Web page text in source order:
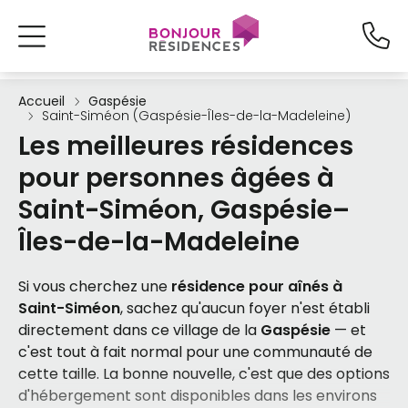
Accueil
Gaspésie
Saint-Siméon (Gaspésie-Îles-de-la-Madeleine)
Les meilleures résidences
pour personnes âgées à
Saint-Siméon, Gaspésie–
Îles-de-la-Madeleine
Si vous cherchez une résidence pour aînés à
Saint-Siméon, sachez qu'aucun foyer n'est établi
directement dans ce village de la Gaspésie — et
c'est tout à fait normal pour une communauté de
cette taille. La bonne nouvelle, c'est que des options
d'hébergement sont disponibles dans les environs